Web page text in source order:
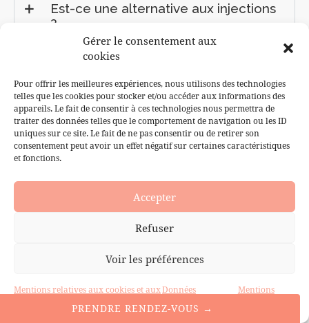
Gérer le consentement aux
cookies
Pour offrir les meilleures expériences, nous utilisons des technologies
telles que les cookies pour stocker et/ou accéder aux informations des
appareils. Le fait de consentir à ces technologies nous permettra de
traiter des données telles que le comportement de navigation ou les ID
uniques sur ce site. Le fait de ne pas consentir ou de retirer son
consentement peut avoir un effet négatif sur certaines caractéristiques
et fonctions.
Accepter
Refuser
Voir les préférences
Mentions relatives aux cookies et auxDonnées
personnelles
Mentions
Est-ce une alternative aux injections
?
Peut-on vraiment rajeunir son visage
Traitez-vous le double menton ?
Un soin anti-rides en cabinet est-il
plus efficace qu'une crème ?
À quelle fréquence faire un soin
visage anti-âge ?
PRÊTE À TRANSFORMER LA
QUALITÉ DE VOTRE PEAU ?
PRENDRE RENDEZ-VOUS →